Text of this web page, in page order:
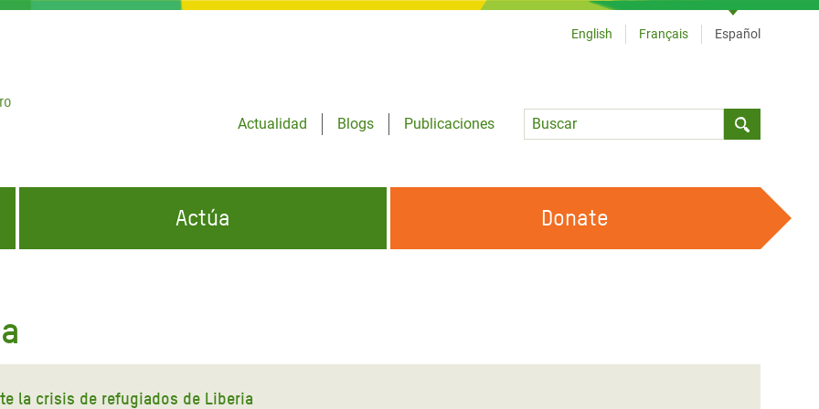
Actualidad
Blogs
Publicaciones
Language
English Français Español
Appeal
por la Crisis en
Actúa Donate
la crisis de refugiados de Liberia